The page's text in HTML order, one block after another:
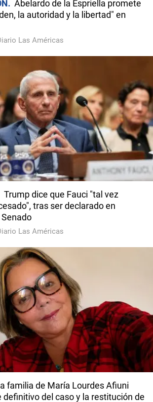
Abelardo de la Espriella promete
la autoridad y la libertad" en
Las Américas
Trump dice que Fauci "tal vez
tras ser declarado en
Las Américas
familia de María Lourdes Afiuni
definitivo del caso y la restitución de